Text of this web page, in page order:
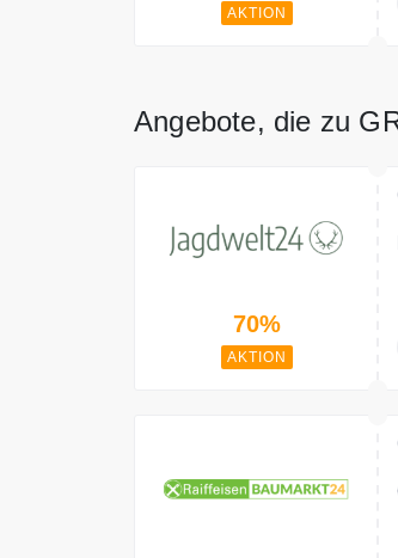
AKTION
Angebote, die zu
70%
AKTION